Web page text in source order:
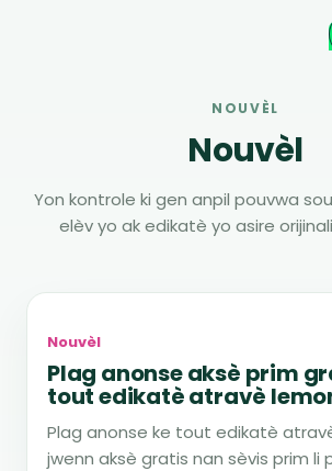
NOUVÈL
Nouvèl
Yon kontrole ki gen anpil pouvwa
elèv yo ak edikatè yo asire
Nouvèl
Plag anonse aksè prim
tout edikatè atravè
Plag anonse ke tout edikatè
jwenn aksè gratis nan sèvis prim li